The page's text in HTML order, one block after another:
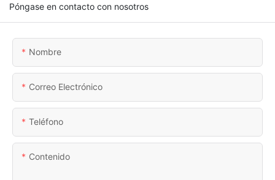
Póngase en contacto con nosotros
Nombre
Correo Electrónico
Teléfono
Contenido